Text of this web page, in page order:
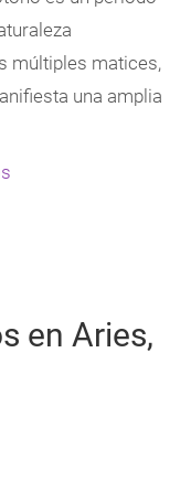
múltiples matices,
una amplia
en Aries,